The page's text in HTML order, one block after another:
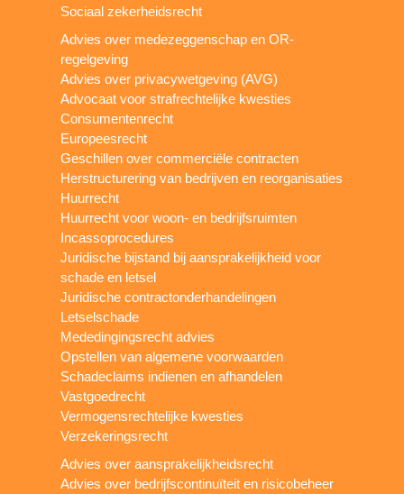
Sociaal zekerheidsrecht
Advies over medezeggenschap en OR-
regelgeving
Advies over privacywetgeving (AVG)
Advocaat voor strafrechtelijke kwesties
Consumentenrecht
Europeesrecht
Geschillen over commerciële contracten
Herstructurering van bedrijven en reorganisaties
Huurrecht
Huurrecht voor woon- en bedrijfsruimten
Incassoprocedures
Juridische bijstand bij aansprakelijkheid voor
schade en letsel
Juridische contractonderhandelingen
Letselschade
Mededingingsrecht advies
Opstellen van algemene voorwaarden
Schadeclaims indienen en afhandelen
Vastgoedrecht
Vermogensrechtelijke kwesties
Verzekeringsrecht
Advies over aansprakelijkheidsrecht
Advies over bedrijfscontinuïteit en risicobeheer